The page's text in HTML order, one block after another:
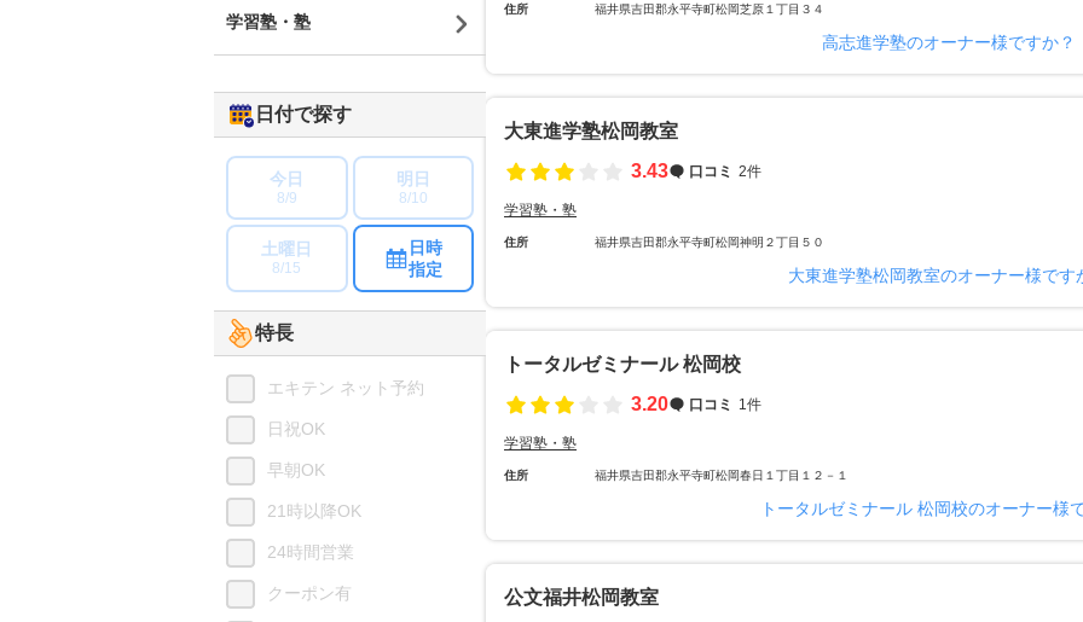
住所 福井県吉田郡永平寺町松岡芝原１丁目３４
高志進学塾のオーナー様ですか？
大東進学塾松岡教室
3.43
口コミ 2件
学習塾・塾
住所 福井県吉田郡永平寺町松岡神明２丁目５０
大東進学塾松岡教室のオーナー様です
トータルゼミナール 松岡校
3.20
口コミ 1件
学習塾・塾
住所 福井県吉田郡永平寺町松岡春日１丁目１２－１
トータルゼミナール 松岡校のオーナー様
公文福井松岡教室
学習塾・塾
日付で探す
今日
8/9
明日
8/10
土曜日
8/15
日時
指定
特長
エキテン ネット予約
日祝OK
早朝OK
21時以降OK
24時間営業
クーポン有